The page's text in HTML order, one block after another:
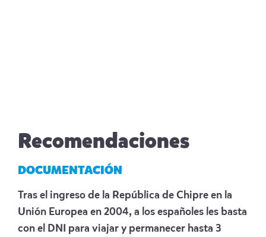
Recomendaciones
DOCUMENTACIÓN
Tras el ingreso de la República de Chipre en la
Unión Europea en 2004, a los españoles les basta
con el DNI para viajar y permanecer hasta 3